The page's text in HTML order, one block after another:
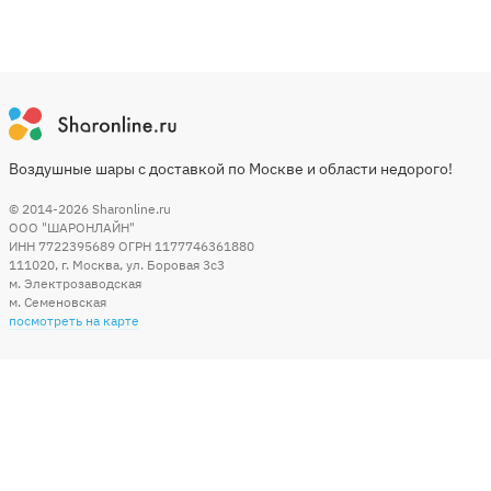
Воздушные шары с доставкой по Москве и области недорого!
© 2014-2026 Sharonline.ru
ООО "ШАРОНЛАЙН"
ИНН 7722395689 ОГРН 1177746361880
111020, г. Москва, ул. Боровая 3c3
м. Электрозаводская
м. Семеновская
посмотреть на карте